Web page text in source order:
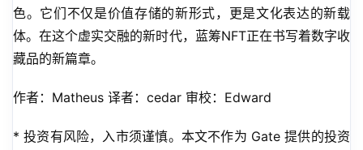
色。它们不仅是价值存储的新形式，更是文化表达的新载
体。在这个虚实交融的新时代，蓝筹NFT正在书写着数字收
藏品的新篇章。
作者：Matheus 译者：cedar 审校：Edward
* 投资有风险，入市须谨慎。本文不作为 Gate 提供的投资